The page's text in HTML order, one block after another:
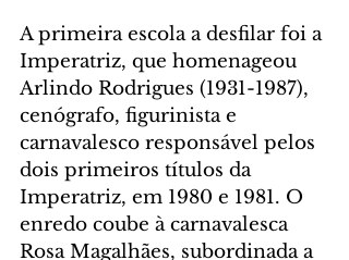
A primeira escola a desfilar foi a
Imperatriz, que homenageou
Arlindo Rodrigues (1931-1987),
cenógrafo, figurinista e
carnavalesco responsável pelos
dois primeiros títulos da
Imperatriz, em 1980 e 1981. O
enredo coube à carnavalesca
Rosa Magalhães, subordinada a